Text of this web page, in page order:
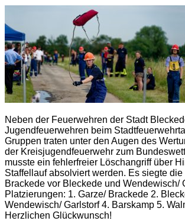
Neben der Feuerwehren der Stadt
Jugendfeuerwehren beim
Gruppen traten unter den Augen des
der Kreisjugendfeuerwehr zum
musste ein fehlerfreier Löschangriff über
Staffellauf absolviert werden. Es siegte die
Brackede vor Bleckede und Wendewisch/
Platzierungen: 1. Garze/ Brackede 2.
Wendewisch/ Garlstorf 4. Barskamp 5.
Herzlichen Glückwunsch!